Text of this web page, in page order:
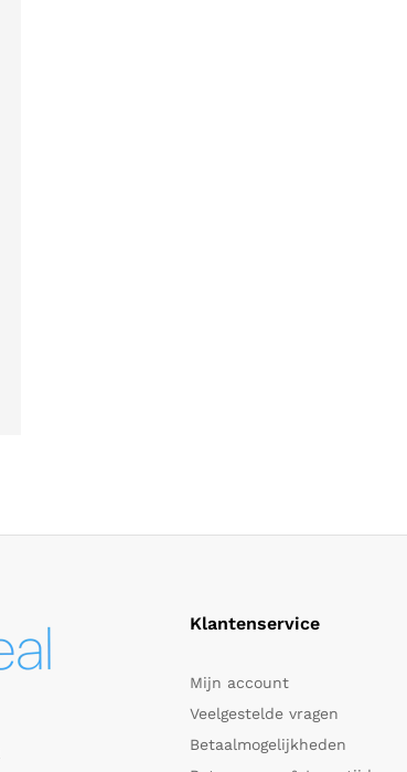
Klantenservice
Mijn account
Veelgestelde vragen
Betaalmogelijkheden